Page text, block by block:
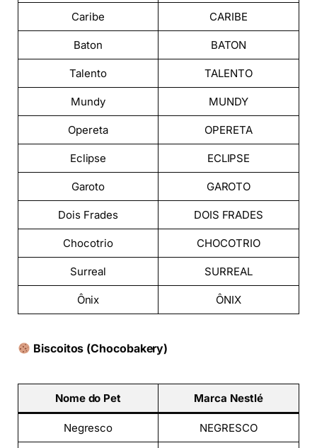
Caribe CARIBE
Baton BATON
Talento TALENTO
Mundy MUNDY
Opereta OPERETA
Eclipse ECLIPSE
Garoto GAROTO
Dois Frades DOIS FRADES
Chocotrio CHOCOTRIO
Surreal SURREAL
Ônix ÔNIX
Biscoitos (Chocobakery)
Nome do Pet Marca Nestlé
Negresco NEGRESCO